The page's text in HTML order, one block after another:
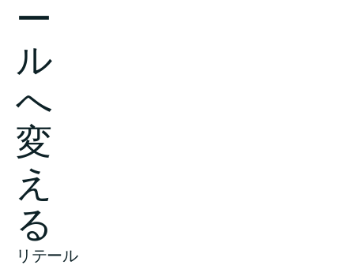
投資情報
パートナー
Careers
リンク
ー
ル
へ
変
え
る
リテール